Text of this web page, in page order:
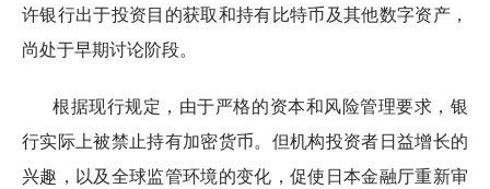
许银行出于投资目的获取和持有比特币及其他数字资产，
尚处于早期讨论阶段。
根据现行规定，由于严格的资本和风险管理要求，银
行实际上被禁止持有加密货币。但机构投资者日益增长的
兴趣，以及全球监管环境的变化，促使日本金融厅重新审